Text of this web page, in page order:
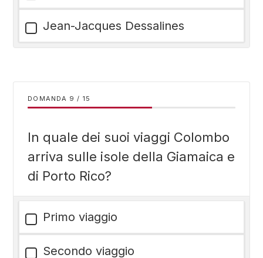
Jean-Jacques Dessalines
DOMANDA / 15
In quale dei suoi viaggi Colombo
arriva sulle isole della Giamaica e
di Porto Rico?
Primo viaggio
Secondo viaggio